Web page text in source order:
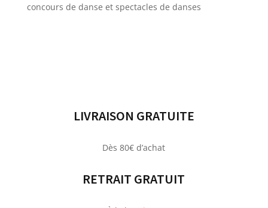
concours de danse et spectacles de danses
LIVRAISON GRATUITE
Dès 80€ d’achat
RETRAIT GRATUIT